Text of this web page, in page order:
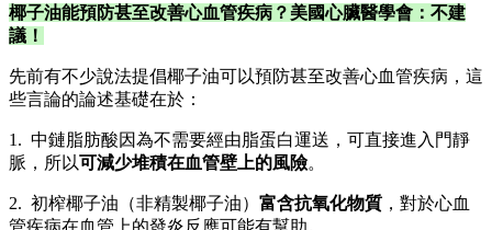
椰子油能預防甚至改善心血管疾病？美國心臟醫學會：不建
議！
先前有不少說法提倡椰子油可以預防甚至改善心血管疾病，這
些言論的論述基礎在於：
1. 中鏈脂肪酸因為不需要經由脂蛋白運送，可直接進入門靜
脈，所以可減少堆積在血管壁上的風險。
2. 初榨椰子油（非精製椰子油） 富含抗氧化物質 ，對於心血
管疾病在血管上的發炎反應可能有幫助。